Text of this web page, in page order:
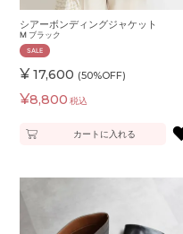
シアーボンディングジャケット
M ブラック
SALE
¥ 17,600 (50%OFF)
¥8,800 税込
カートに入れる